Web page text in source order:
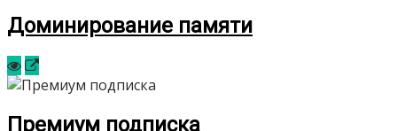
Доминирование памяти
Премиум подписка